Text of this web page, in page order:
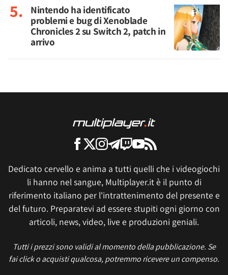
Nintendo ha identificato
problemi e bug di Xenoblade
Chronicles 2 su Switch 2, patch in
arrivo
Dedicato cervello e anima a tutti quelli che i videogiochi
li hanno nel sangue, Multiplayer.it è il punto di
riferimento italiano per l'intrattenimento del presente e
del futuro. Preparatevi ad essere stupiti ogni giorno con
articoli, news, video, live e produzioni geniali.
Tutti i prezzi sono validi al momento della pubblicazione. Se
fai click o acquisti qualcosa, potremmo ricevere un compenso.